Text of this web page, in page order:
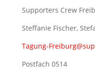
Supporters Crew
Steffanie Fischer,
Tagung-
Postfach 0514